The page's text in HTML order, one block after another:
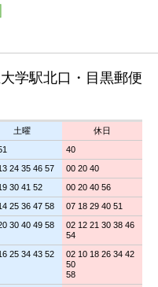
学駅北口・目黒郵便
土曜
休日
40
24 35 46 57
00 20 40
30 41 52
00 20 40 56
25 36 47 58
07 18 29 40 51
30 40 49 58
02 12 21 30 38 46
54
25 34 43 52
02 10 18 26 34 42
50
58